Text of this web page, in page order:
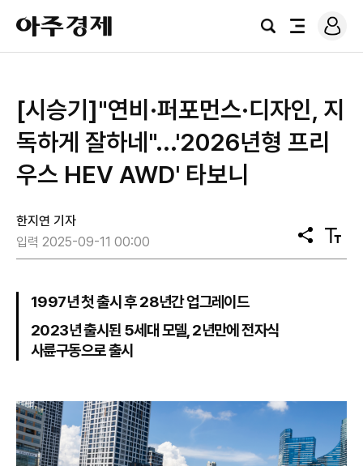
아
주
경
검
전
로
그
[시승기]"연비·퍼포먼스·디자인, 지
독하게 잘하네"...'2026년형 프리
우스 HEV AWD' 타보니
한지연 기자
입력 2025-09-11 00:00
공
유
텍
스
1997년 첫 출시 후 28년간 업그레이드
2023년 출시된 5세대 모델, 2년만에 전자식
사륜구동으로 출시